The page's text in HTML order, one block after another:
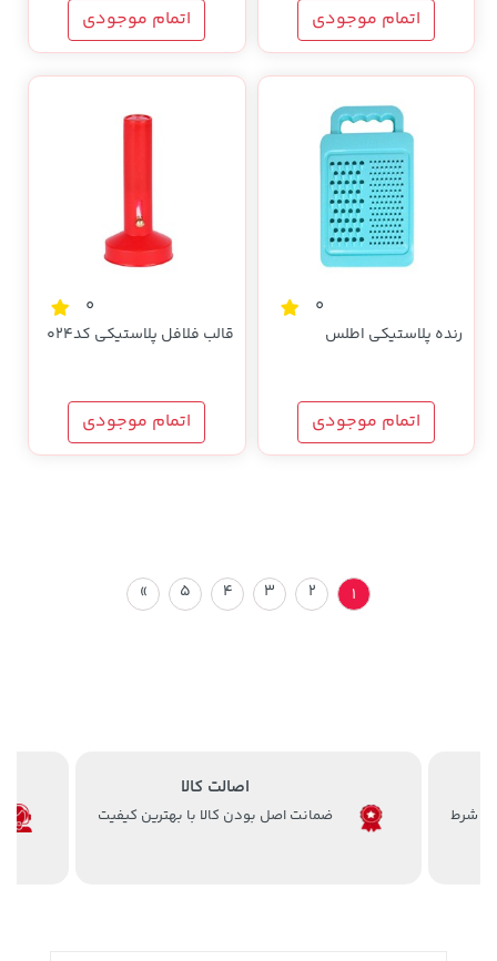
اتمام موجودی اتمام موجودی
0
رنده پلاستیکی اطلس
اتمام موجودی
0
قالب فلافل پلاستیکی کد024
اتمام موجودی
1
2
3
4
5
»
اصالت کالا
ضمانت اصل بودن کالا با بهترین کیفیت